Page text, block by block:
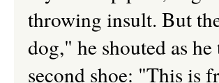
throwing insult. But
dog," he shouted as
second shoe: "This is